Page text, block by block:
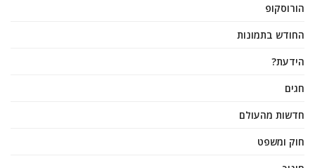
הורוסקופ
החודש בתמונות
הידעת?
חגים
חדשות מהעולם
חוק ומשפט